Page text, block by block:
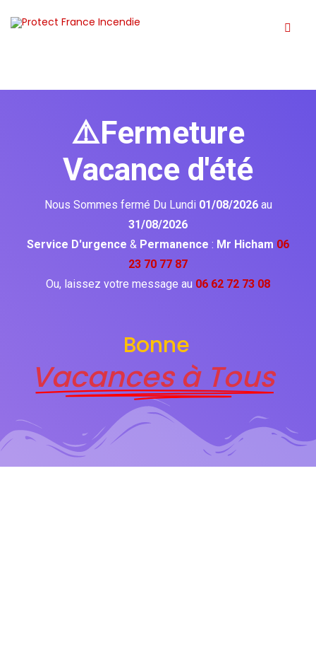
⚠️Fermeture
Vacance d'été
Nous Sommes fermé Du Lundi 01/08/2026 au
31/08/2026
Service D'urgence & Permanence : Mr Hicham 06
23 70 77 87
Ou, laissez votre message au 06 62 72 73 08
Bonne
Vacances à Tous